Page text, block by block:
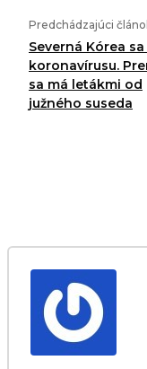
Predchádzajúci
Severná Kórea
koronavírusu.
sa má letákmi od
južného suseda